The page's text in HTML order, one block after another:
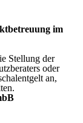
im
Stellung der
oder
an,